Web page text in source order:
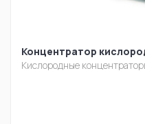
Концентратор
Кислородные